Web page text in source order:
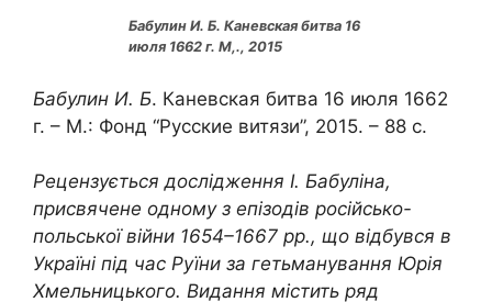
Бабулин И. Б. Каневская битва 16
июля 1662 г. М,., 2015
Бабулин И. Б. Каневская битва 16 июля 1662
г. – М.: Фонд “Русские витязи”, 2015. – 88 с.
Рецензується дослідження І. Бабуліна,
присвячене одному з епізодів російсько-
польської війни 1654–1667 рр., що відбувся в
Україні під час Руїни за гетьманування Юрія
Хмельницького. Видання містить ряд